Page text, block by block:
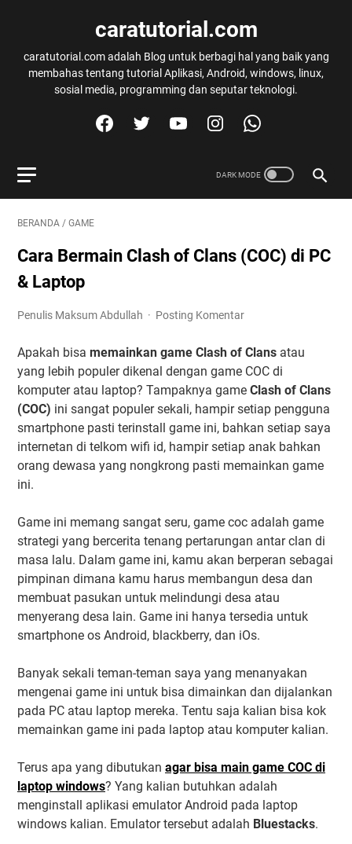
caratutorial.com
caratutorial.com adalah Blog untuk berbagi hal yang baik yang
membahas tentang tutorial Aplikasi, Android, windows, linux,
sosial media, programming dan seputar teknologi.
BERANDA / GAME
Cara Bermain Clash of Clans (COC) di PC
& Laptop
Penulis Maksum Abdullah Posting Komentar
Apakah bisa memainkan game Clash of Clans atau
yang lebih populer dikenal dengan game COC di
komputer atau laptop? Tampaknya game Clash of Clans
(COC) ini sangat populer sekali, hampir setiap pengguna
smartphone pasti terinstall game ini, bahkan setiap saya
internetan di telkom wifi id, hampir setiap anak bahkan
orang dewasa yang nongkrong pasti memainkan game
ini.
Game ini memang sangat seru, game coc adalah game
strategi yang bercerita tenang pertarungan antar clan di
masa lalu. Dalam game ini, kamu akan berperan sebagai
pimpinan dimana kamu harus membangun desa dan
membuat pasukan untuk melindungi desa atau
menyerang desa lain. Game ini hanya tersedia untuk
smartphone os Android, blackberry, dan iOs.
Banyak sekali teman-teman saya yang menanyakan
mengenai game ini untuk bisa dimainkan dan dijalankan
pada PC atau laptop mereka. Tentu saja kalian bisa kok
memainkan game ini pada laptop atau komputer kalian.
Terus apa yang dibutukan agar bisa main game COC di
laptop windows? Yang kalian butuhkan adalah
menginstall aplikasi emulator Android pada laptop
windows kalian. Emulator tersebut adalah Bluestacks.